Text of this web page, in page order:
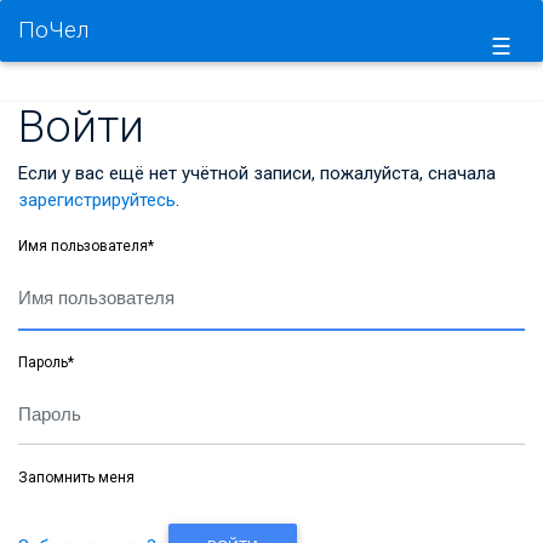
☰
ПоЧел
Войти
Если у вас ещё нет учётной записи, пожалуйста, сначала
зарегистрируйтесь.
Имя пользователя*
Пароль*
Запомнить меня